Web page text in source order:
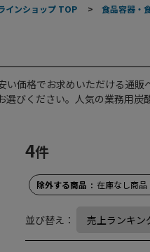
インショップ TOP > 食品容器・
い価格でお求めいただける通
選びください。人気の業務用
4件
除外する商品 在庫なし商品
並び替え：